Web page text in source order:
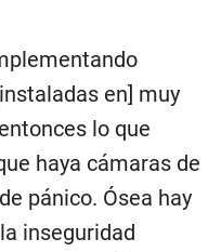
en] muy
lo que
haya cámaras de
pánico. Ósea hay
inseguridad